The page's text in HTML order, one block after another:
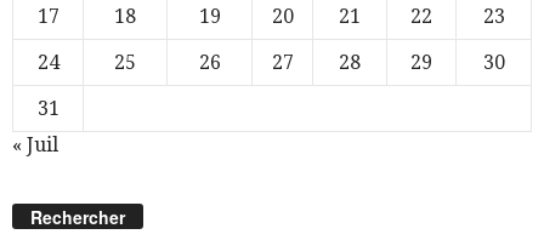
17
18 19 20 21 22
23
24
25 26 27 28 29
30
31
« Juil
Rechercher